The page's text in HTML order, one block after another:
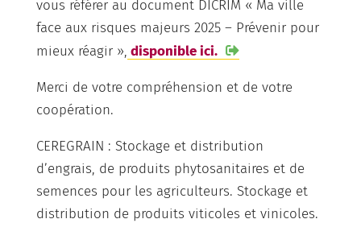
vous référer au document DICRIM « Ma ville
face aux risques majeurs 2025 – Prévenir pour
mieux réagir », disponible ici.
Merci de votre compréhension et de votre
coopération.
CEREGRAIN : Stockage et distribution
d’engrais, de produits phytosanitaires et de
semences pour les agriculteurs. Stockage et
distribution de produits viticoles et vinicoles.